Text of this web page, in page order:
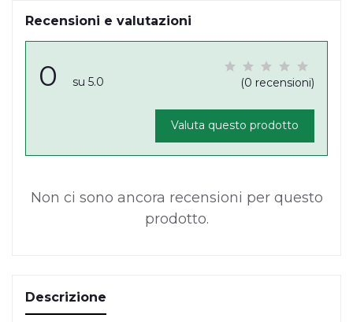
Recensioni e valutazioni
0 su 5.0 (0 recensioni)
Valuta questo prodotto
Non ci sono ancora recensioni per questo
prodotto.
Descrizione